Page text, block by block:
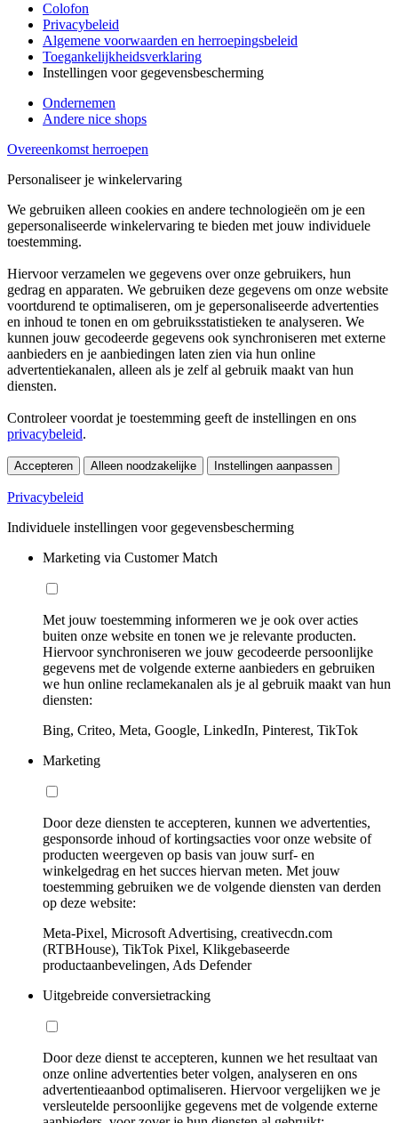
Colofon
Privacybeleid
Algemene voorwaarden en herroepingsbeleid
Toegankelijkheidsverklaring
Instellingen voor gegevensbescherming
Ondernemen
Andere nice shops
Overeenkomst herroepen
Personaliseer je winkelervaring
We gebruiken alleen cookies en andere technologieën om je een
gepersonaliseerde winkelervaring te bieden met jouw individuele
toestemming.
Hiervoor verzamelen we gegevens over onze gebruikers, hun
gedrag en apparaten. We gebruiken deze gegevens om onze website
voortdurend te optimaliseren, om je gepersonaliseerde advertenties
en inhoud te tonen en om gebruiksstatistieken te analyseren. We
kunnen jouw gecodeerde gegevens ook synchroniseren met externe
aanbieders en je aanbiedingen laten zien via hun online
advertentiekanalen, alleen als je zelf al gebruik maakt van hun
diensten.
Controleer voordat je toestemming geeft de instellingen en ons
privacybeleid.
Accepteren Alleen noodzakelijke Instellingen aanpassen
Privacybeleid
Individuele instellingen voor gegevensbescherming
Marketing via Customer Match
Met jouw toestemming informeren we je ook over acties
buiten onze website en tonen we je relevante producten.
Hiervoor synchroniseren we jouw gecodeerde persoonlijke
gegevens met de volgende externe aanbieders en gebruiken
we hun online reclamekanalen als je al gebruik maakt van hun
diensten:
Bing, Criteo, Meta, Google, LinkedIn, Pinterest, TikTok
Marketing
Door deze diensten te accepteren, kunnen we advertenties,
gesponsorde inhoud of kortingsacties voor onze website of
producten weergeven op basis van jouw surf- en
winkelgedrag en het succes hiervan meten. Met jouw
toestemming gebruiken we de volgende diensten van derden
op deze website:
Meta-Pixel, Microsoft Advertising, creativecdn.com
(RTBHouse), TikTok Pixel, Klikgebaseerde
productaanbevelingen, Ads Defender
Uitgebreide conversietracking
Door deze dienst te accepteren, kunnen we het resultaat van
onze online advertenties beter volgen, analyseren en ons
advertentieaanbod optimaliseren. Hiervoor vergelijken we je
versleutelde persoonlijke gegevens met de volgende externe